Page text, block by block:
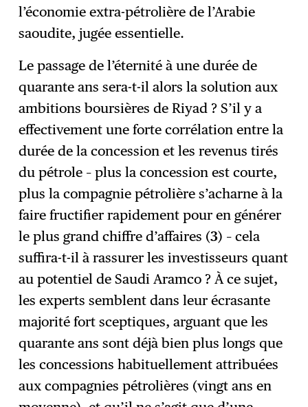
l’économie extra-pétrolière de l’Arabie
saoudite, jugée essentielle.
Le passage de l’éternité à une durée de
quarante ans sera-t-il alors la solution aux
ambitions boursières de Riyad ? S’il y a
effectivement une forte corrélation entre la
durée de la concession et les revenus tirés
du pétrole – plus la concession est courte,
plus la compagnie pétrolière s’acharne à la
faire fructifier rapidement pour en générer
le plus grand chiffre d’affaires (3) – cela
suffira-t-il à rassurer les investisseurs quant
au potentiel de Saudi Aramco ? À ce sujet,
les experts semblent dans leur écrasante
majorité fort sceptiques, arguant que les
quarante ans sont déjà bien plus longs que
les concessions habituellement attribuées
aux compagnies pétrolières (vingt ans en